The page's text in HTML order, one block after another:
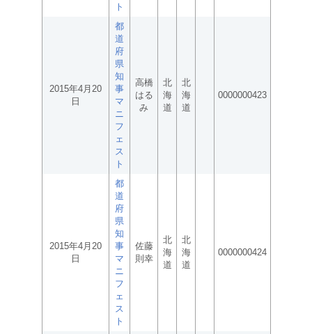
ト
2015年4月20
日
都
道
府
県
知
事
マ
ニ
フ
ェ
ス
ト
高橋
はる
み
北
海
道
北
海
道
0000000423
2015年4月20
日
都
道
府
県
知
事
マ
ニ
フ
ェ
ス
ト
佐藤
則幸
北
海
道
北
海
道
0000000424